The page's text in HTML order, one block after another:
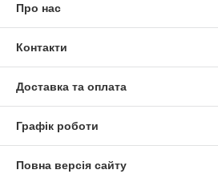
Про нас
Контакти
Доставка та оплата
Графік роботи
Повна версія сайту